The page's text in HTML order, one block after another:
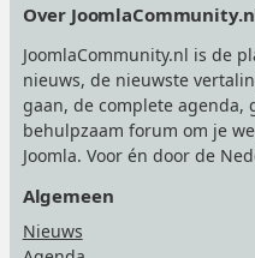
Over
JoomlaCommunity.nl is de
nieuws, de nieuwste
gaan, de complete agenda,
behulpzaam forum om je
Joomla. Voor én door de
Algemeen
Nieuws